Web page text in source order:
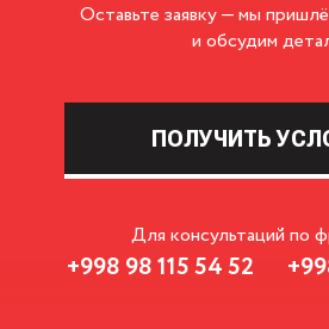
Оставьте заявку — мы
и обсудим
ПОЛУЧИТЬ
Для консультаций по
+998 98 115 54 52